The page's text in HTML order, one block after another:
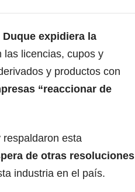
Duque expidiera la
las licencias, cupos y
y productos con
“reaccionar de
esta
de otras resoluciones
industria en el país.